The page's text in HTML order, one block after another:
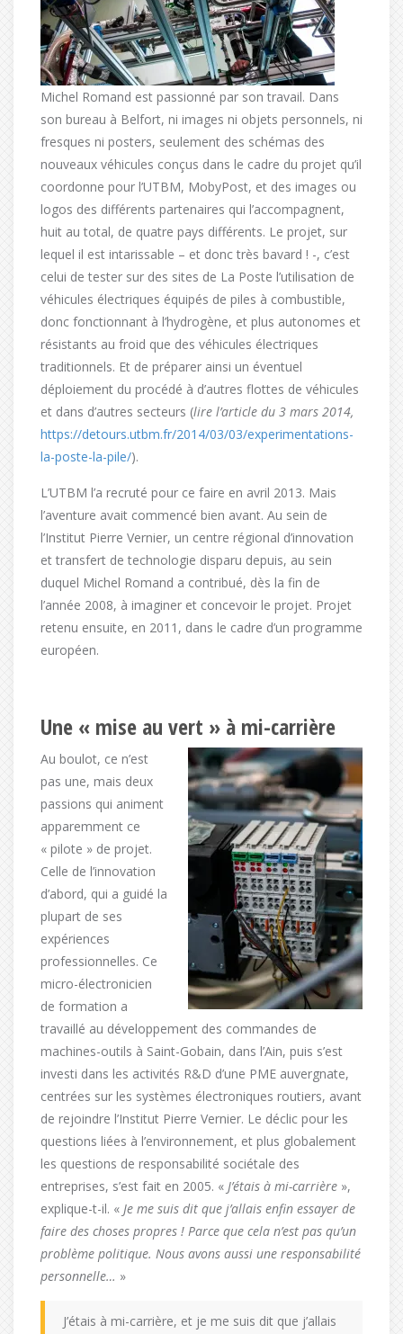
Michel Romand est passionné par son travail. Dans
son bureau à Belfort, ni images ni objets personnels, ni
fresques ni posters, seulement des schémas des
nouveaux véhicules conçus dans le cadre du projet qu’il
coordonne pour l’UTBM, MobyPost, et des images ou
logos des différents partenaires qui l’accompagnent,
huit au total, de quatre pays différents. Le projet, sur
lequel il est intarissable – et donc très bavard ! -, c’est
celui de tester sur des sites de La Poste l’utilisation de
véhicules électriques équipés de piles à combustible,
donc fonctionnant à l’hydrogène, et plus autonomes et
résistants au froid que des véhicules électriques
traditionnels. Et de préparer ainsi un éventuel
déploiement du procédé à d’autres flottes de véhicules
et dans d’autres secteurs (lire l’article du 3 mars 2014,
https://detours.utbm.fr/2014/03/03/experimentations-
la-poste-la-pile/).
L’UTBM l’a recruté pour ce faire en avril 2013. Mais
l’aventure avait commencé bien avant. Au sein de
l’Institut Pierre Vernier, un centre régional d’innovation
et transfert de technologie disparu depuis, au sein
duquel Michel Romand a contribué, dès la fin de
l’année 2008, à imaginer et concevoir le projet. Projet
retenu ensuite, en 2011, dans le cadre d’un programme
européen.
Une « mise au vert » à mi-carrière
Au boulot, ce n’est
pas une, mais deux
passions qui animent
apparemment ce
« pilote » de projet.
Celle de l’innovation
d’abord, qui a guidé la
plupart de ses
expériences
professionnelles. Ce
micro-électronicien
de formation a
travaillé au développement des commandes de
machines-outils à Saint-Gobain, dans l’Ain, puis s’est
investi dans les activités R&D d’une PME auvergnate,
centrées sur les systèmes électroniques routiers, avant
de rejoindre l’Institut Pierre Vernier. Le déclic pour les
questions liées à l’environnement, et plus globalement
les questions de responsabilité sociétale des
entreprises, s’est fait en 2005. « J’étais à mi-carrière »,
explique-t-il. « Je me suis dit que j’allais enfin essayer de
faire des choses propres ! Parce que cela n’est pas qu’un
problème politique. Nous avons aussi une responsabilité
personnelle… »
J’étais à mi-carrière, et je me suis dit que j’allais